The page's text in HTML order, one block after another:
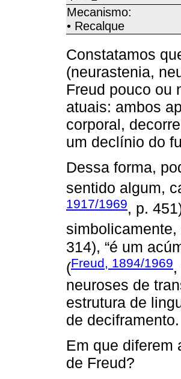
Mecanismo:
• Recalque
Constatamos
(neurastenia,
Freud pouco ou
atuais: ambos
corporal,
um declínio do
Dessa forma,
sentido algum,
1917/1969, p.
simbolicamente,
314), “é um
(Freud, 1894/1969
neuroses de
estrutura de
de deciframento.
Em que diferem
de Freud?